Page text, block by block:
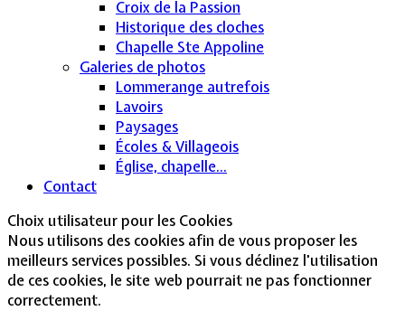
Croix de la Passion
Historique des cloches
Chapelle Ste Appoline
Galeries de photos
Lommerange autrefois
Lavoirs
Paysages
Écoles & Villageois
Église, chapelle...
Contact
Choix utilisateur pour les Cookies
Nous utilisons des cookies afin de vous proposer les
meilleurs services possibles. Si vous déclinez l'utilisation
de ces cookies, le site web pourrait ne pas fonctionner
correctement.